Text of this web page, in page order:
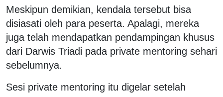
Meskipun demikian, kendala tersebut bisa
disiasati oleh para peserta. Apalagi, mereka
juga telah mendapatkan pendampingan khusus
dari Darwis Triadi pada private mentoring sehari
sebelumnya.
Sesi private mentoring itu digelar setelah